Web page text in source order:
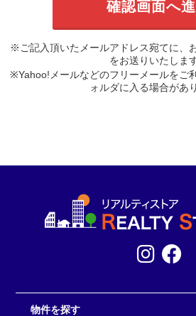
※ご記入頂いたメールアドレス宛てに、
をお送りいたします
※Yahoo!メールなどのフリーメールをご
ォルダに入る場合があ
物件を探す